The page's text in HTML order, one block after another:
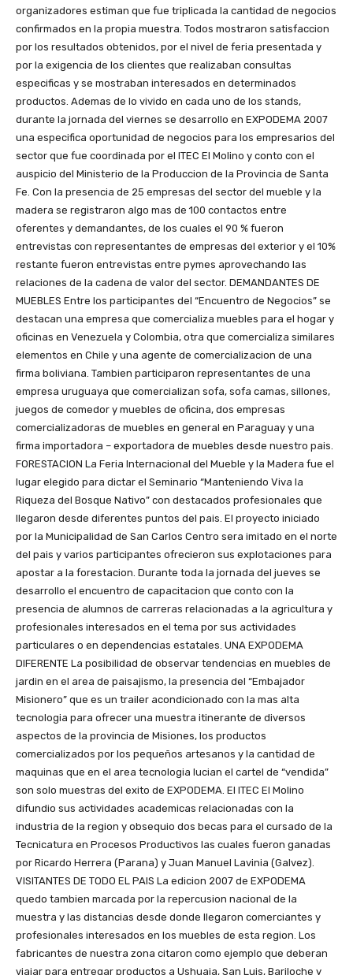
organizadores estiman que fue triplicada la cantidad de negocios
confirmados en la propia muestra. Todos mostraron satisfaccion
por los resultados obtenidos, por el nivel de feria presentada y
por la exigencia de los clientes que realizaban consultas
especificas y se mostraban interesados en determinados
productos. Ademas de lo vivido en cada uno de los stands,
durante la jornada del viernes se desarrollo en EXPODEMA 2007
una especifica oportunidad de negocios para los empresarios del
sector que fue coordinada por el ITEC El Molino y conto con el
auspicio del Ministerio de la Produccion de la Provincia de Santa
Fe. Con la presencia de 25 empresas del sector del mueble y la
madera se registraron algo mas de 100 contactos entre
oferentes y demandantes, de los cuales el 90 % fueron
entrevistas con representantes de empresas del exterior y el 10%
restante fueron entrevistas entre pymes aprovechando las
relaciones de la cadena de valor del sector. DEMANDANTES DE
MUEBLES Entre los participantes del “Encuentro de Negocios” se
destacan una empresa que comercializa muebles para el hogar y
oficinas en Venezuela y Colombia, otra que comercializa similares
elementos en Chile y una agente de comercializacion de una
firma boliviana. Tambien participaron representantes de una
empresa uruguaya que comercializan sofa, sofa camas, sillones,
juegos de comedor y muebles de oficina, dos empresas
comercializadoras de muebles en general en Paraguay y una
firma importadora – exportadora de muebles desde nuestro pais.
FORESTACION La Feria Internacional del Mueble y la Madera fue el
lugar elegido para dictar el Seminario “Manteniendo Viva la
Riqueza del Bosque Nativo” con destacados profesionales que
llegaron desde diferentes puntos del pais. El proyecto iniciado
por la Municipalidad de San Carlos Centro sera imitado en el norte
del pais y varios participantes ofrecieron sus explotaciones para
apostar a la forestacion. Durante toda la jornada del jueves se
desarrollo el encuentro de capacitacion que conto con la
presencia de alumnos de carreras relacionadas a la agricultura y
profesionales interesados en el tema por sus actividades
particulares o en dependencias estatales. UNA EXPODEMA
DIFERENTE La posibilidad de observar tendencias en muebles de
jardin en el area de paisajismo, la presencia del “Embajador
Misionero” que es un trailer acondicionado con la mas alta
tecnologia para ofrecer una muestra itinerante de diversos
aspectos de la provincia de Misiones, los productos
comercializados por los pequeños artesanos y la cantidad de
maquinas que en el area tecnologia lucian el cartel de “vendida”
son solo muestras del exito de EXPODEMA. El ITEC El Molino
difundio sus actividades academicas relacionadas con la
industria de la region y obsequio dos becas para el cursado de la
Tecnicatura en Procesos Productivos las cuales fueron ganadas
por Ricardo Herrera (Parana) y Juan Manuel Lavinia (Galvez).
VISITANTES DE TODO EL PAIS La edicion 2007 de EXPODEMA
quedo tambien marcada por la repercusion nacional de la
muestra y las distancias desde donde llegaron comerciantes y
profesionales interesados en los muebles de esta region. Los
fabricantes de nuestra zona citaron como ejemplo que deberan
viajar para entregar productos a Ushuaia, San Luis, Bariloche y